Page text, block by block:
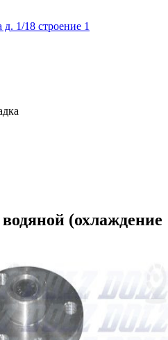
1/18 строение 1
(охлаждение